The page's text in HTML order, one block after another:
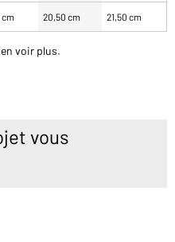
cm 20,50 cm 21,50 cm
voir plus.
vous